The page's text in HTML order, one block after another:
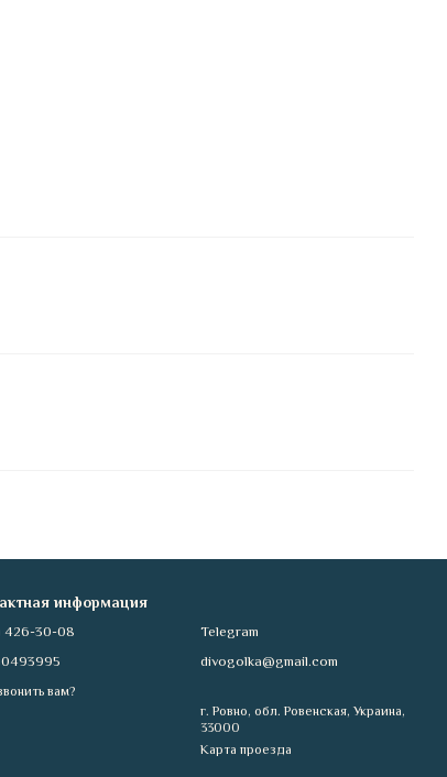
информация
426-30-08
вам?
Telegram
divogolka@gmail.com
г. Ровно, обл. Ровенская, Украина,
33000
Карта проезда